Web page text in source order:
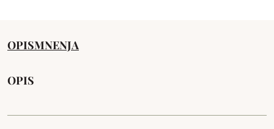
OPISMNENJA
OPIS